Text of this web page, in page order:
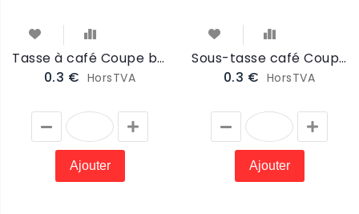
Tasse à café Coupe bord Platine 18cl (PCOTAS)
0.3 € HorsTVA
Ajouter
Sous-tasse café Coupe bord Platine 14cm (PCOSTAS)
0.3 € HorsTVA
Ajouter